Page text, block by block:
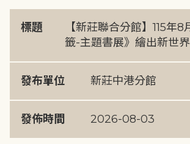
標題
【新莊聯合分館】115年
籤-主題書展》繪出新世界
發布單位 新莊中港分館
發佈時間 2026-08-03